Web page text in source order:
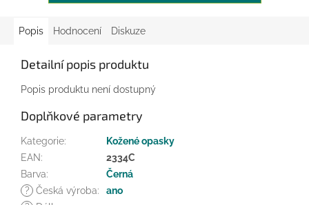
Popis Hodnocení Diskuze
Detailní popis produktu
Popis produktu není dostupný
Doplňkové parametry
Kategorie:
Kožené opasky
EAN:
2334C
Barva:
Černá
?
Česká výroba:
ano